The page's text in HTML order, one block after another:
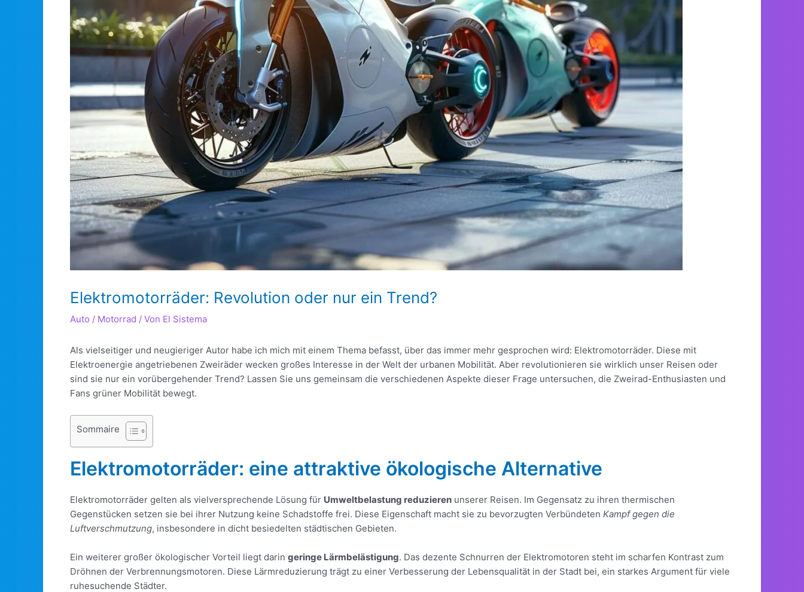
Elektromotorräder: Revolution oder nur ein Trend?
Auto / Motorrad / Von El Sistema
Als vielseitiger und neugieriger Autor habe ich mich mit einem Thema befasst, über das immer mehr gesprochen wird: Elektromotorräder. Diese mit
Elektroenergie angetriebenen Zweiräder wecken großes Interesse in der Welt der urbanen Mobilität. Aber revolutionieren sie wirklich unser Reisen oder
sind sie nur ein vorübergehender Trend? Lassen Sie uns gemeinsam die verschiedenen Aspekte dieser Frage untersuchen, die Zweirad-Enthusiasten und
Fans grüner Mobilität bewegt.
Sommaire
Elektromotorräder: eine attraktive ökologische Alternative
Elektromotorräder gelten als vielversprechende Lösung für Umweltbelastung reduzieren unserer Reisen. Im Gegensatz zu ihren thermischen
Gegenstücken setzen sie bei ihrer Nutzung keine Schadstoffe frei. Diese Eigenschaft macht sie zu bevorzugten Verbündeten Kampf gegen die
Luftverschmutzung, insbesondere in dicht besiedelten städtischen Gebieten.
Ein weiterer großer ökologischer Vorteil liegt darin geringe Lärmbelästigung. Das dezente Schnurren der Elektromotoren steht im scharfen Kontrast zum
Dröhnen der Verbrennungsmotoren. Diese Lärmreduzierung trägt zu einer Verbesserung der Lebensqualität in der Stadt bei, ein starkes Argument für viele
ruhesuchende Städter.